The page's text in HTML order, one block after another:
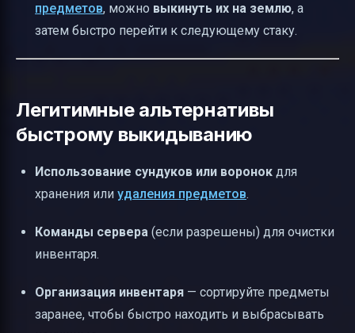
предметов, можно выкинуть их на землю, а
затем быстро перейти к следующему стаку.
Легитимные альтернативы
быстрому выкидыванию
Использование сундуков или воронок для
хранения или удаления предметов.
Команды сервера (если разрешены) для очистки
инвентаря.
Организация инвентаря — сортируйте предметы
заранее, чтобы быстро находить и выбрасывать